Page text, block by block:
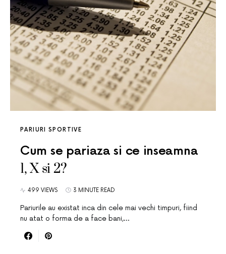
PARIURI SPORTIVE
Cum se pariaza si ce inseamna
1, X si 2?
499 VIEWS 3 MINUTE READ
Pariurile au existat inca din cele mai vechi timpuri, fiind
nu atat o forma de a face bani,…